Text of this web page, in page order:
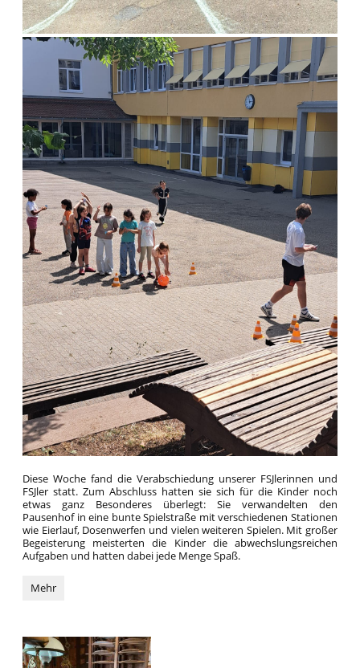
Diese Woche fand die Verabschiedung unserer FSJlerinnen und
FSJler statt. Zum Abschluss hatten sie sich für die Kinder noch
etwas ganz Besonderes überlegt: Sie verwandelten den
Pausenhof in eine bunte Spielstraße mit verschiedenen Stationen
wie Eierlauf, Dosenwerfen und vielen weiteren Spielen. Mit großer
Begeisterung meisterten die Kinder die abwechslungsreichen
Aufgaben und hatten dabei jede Menge Spaß.
Danke
Einsatz!
:
Mehr